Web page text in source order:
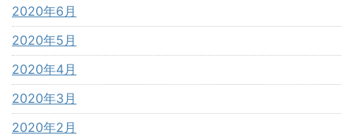
2020年6月
2020年5月
2020年4月
2020年3月
2020年2月